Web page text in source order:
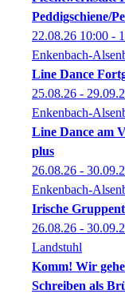
Peddigschiene/
22.08.26 10:00 -
Enkenbach-
Line Dance
25.08.26 -
Enkenbach-
Line Dance am
plus
26.08.26 -
Enkenbach-
Irische
26.08.26 -
Landstuhl
Komm! Wir
Schreiben als